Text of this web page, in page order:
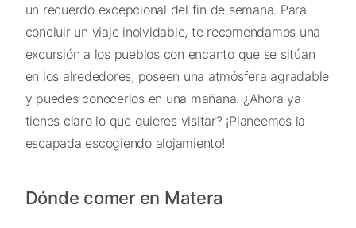
un recuerdo excepcional del fin de semana. Para
concluir un viaje inolvidable, te recomendamos una
excursión a los pueblos con encanto que se sitúan
en los alrededores, poseen una atmósfera agradable
y puedes conocerlos en una mañana. ¿Ahora ya
tienes claro lo que quieres visitar? ¡Planeemos la
escapada escogiendo alojamiento!
Dónde comer en Matera